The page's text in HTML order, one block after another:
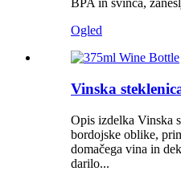
BPA in svinca,
Ogled
Vinska
Opis izdelka Vinska
bordojske oblike,
domačega vina in
darilo...